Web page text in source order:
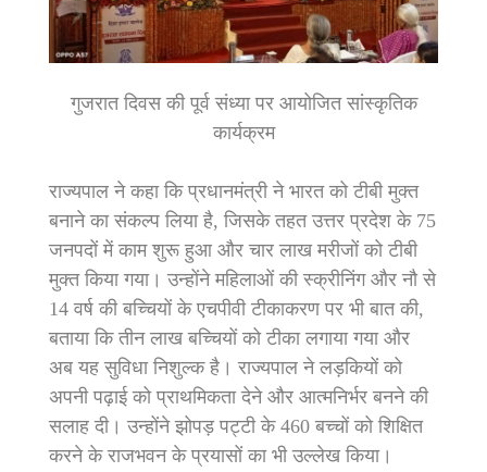
गुजरात दिवस की पूर्व संध्या पर आयोजित सांस्कृतिक
कार्यक्रम
राज्यपाल ने कहा कि प्रधानमंत्री ने भारत को टीबी मुक्त
बनाने का संकल्प लिया है, जिसके तहत उत्तर प्रदेश के 75
जनपदों में काम शुरू हुआ और चार लाख मरीजों को टीबी
मुक्त किया गया। उन्होंने महिलाओं की स्क्रीनिंग और नौ से
14 वर्ष की बच्चियों के एचपीवी टीकाकरण पर भी बात की,
बताया कि तीन लाख बच्चियों को टीका लगाया गया और
अब यह सुविधा निशुल्क है। राज्यपाल ने लड़कियों को
अपनी पढ़ाई को प्राथमिकता देने और आत्मनिर्भर बनने की
सलाह दी। उन्होंने झोपड़ पट्टी के 460 बच्चों को शिक्षित
करने के राजभवन के प्रयासों का भी उल्लेख किया।